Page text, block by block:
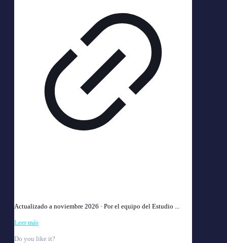
Actualizado a noviembre 2026 · Por el equipo del Estudio ...
Leer más
Do you like it?